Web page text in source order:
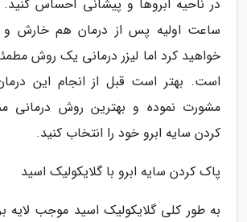
در ناحیه ابروها و پیشانی احساس
ساعت اولیه پس از درمان هم خارش و
خواهید کرد اما لیزر درمانی یک روش
است. بهتر است قبل از انجام این
مشورت نموده و بهترین روش درمانی
کردن سایه ابرو خود را انتخاب کنید.
پاک کردن سایه ابرو با گلایکولیک اسید
به طور کلی گلایکولیک اسید موجب